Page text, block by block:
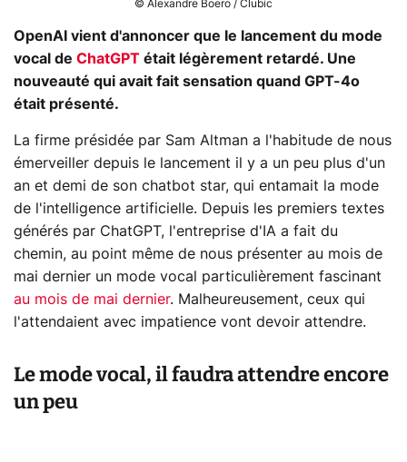
© Alexandre Boero / Clubic
OpenAI vient d'annoncer que le lancement du mode
vocal de ChatGPT était légèrement retardé. Une
nouveauté qui avait fait sensation quand GPT-4o
était présenté.
La firme présidée par Sam Altman a l'habitude de nous
émerveiller depuis le lancement il y a un peu plus d'un
an et demi de son chatbot star, qui entamait la mode
de l'intelligence artificielle. Depuis les premiers textes
générés par ChatGPT, l'entreprise d'IA a fait du
chemin, au point même de nous présenter au mois de
mai dernier un mode vocal particulièrement fascinant
au mois de mai dernier. Malheureusement, ceux qui
l'attendaient avec impatience vont devoir attendre.
Le mode vocal, il faudra attendre encore
un peu